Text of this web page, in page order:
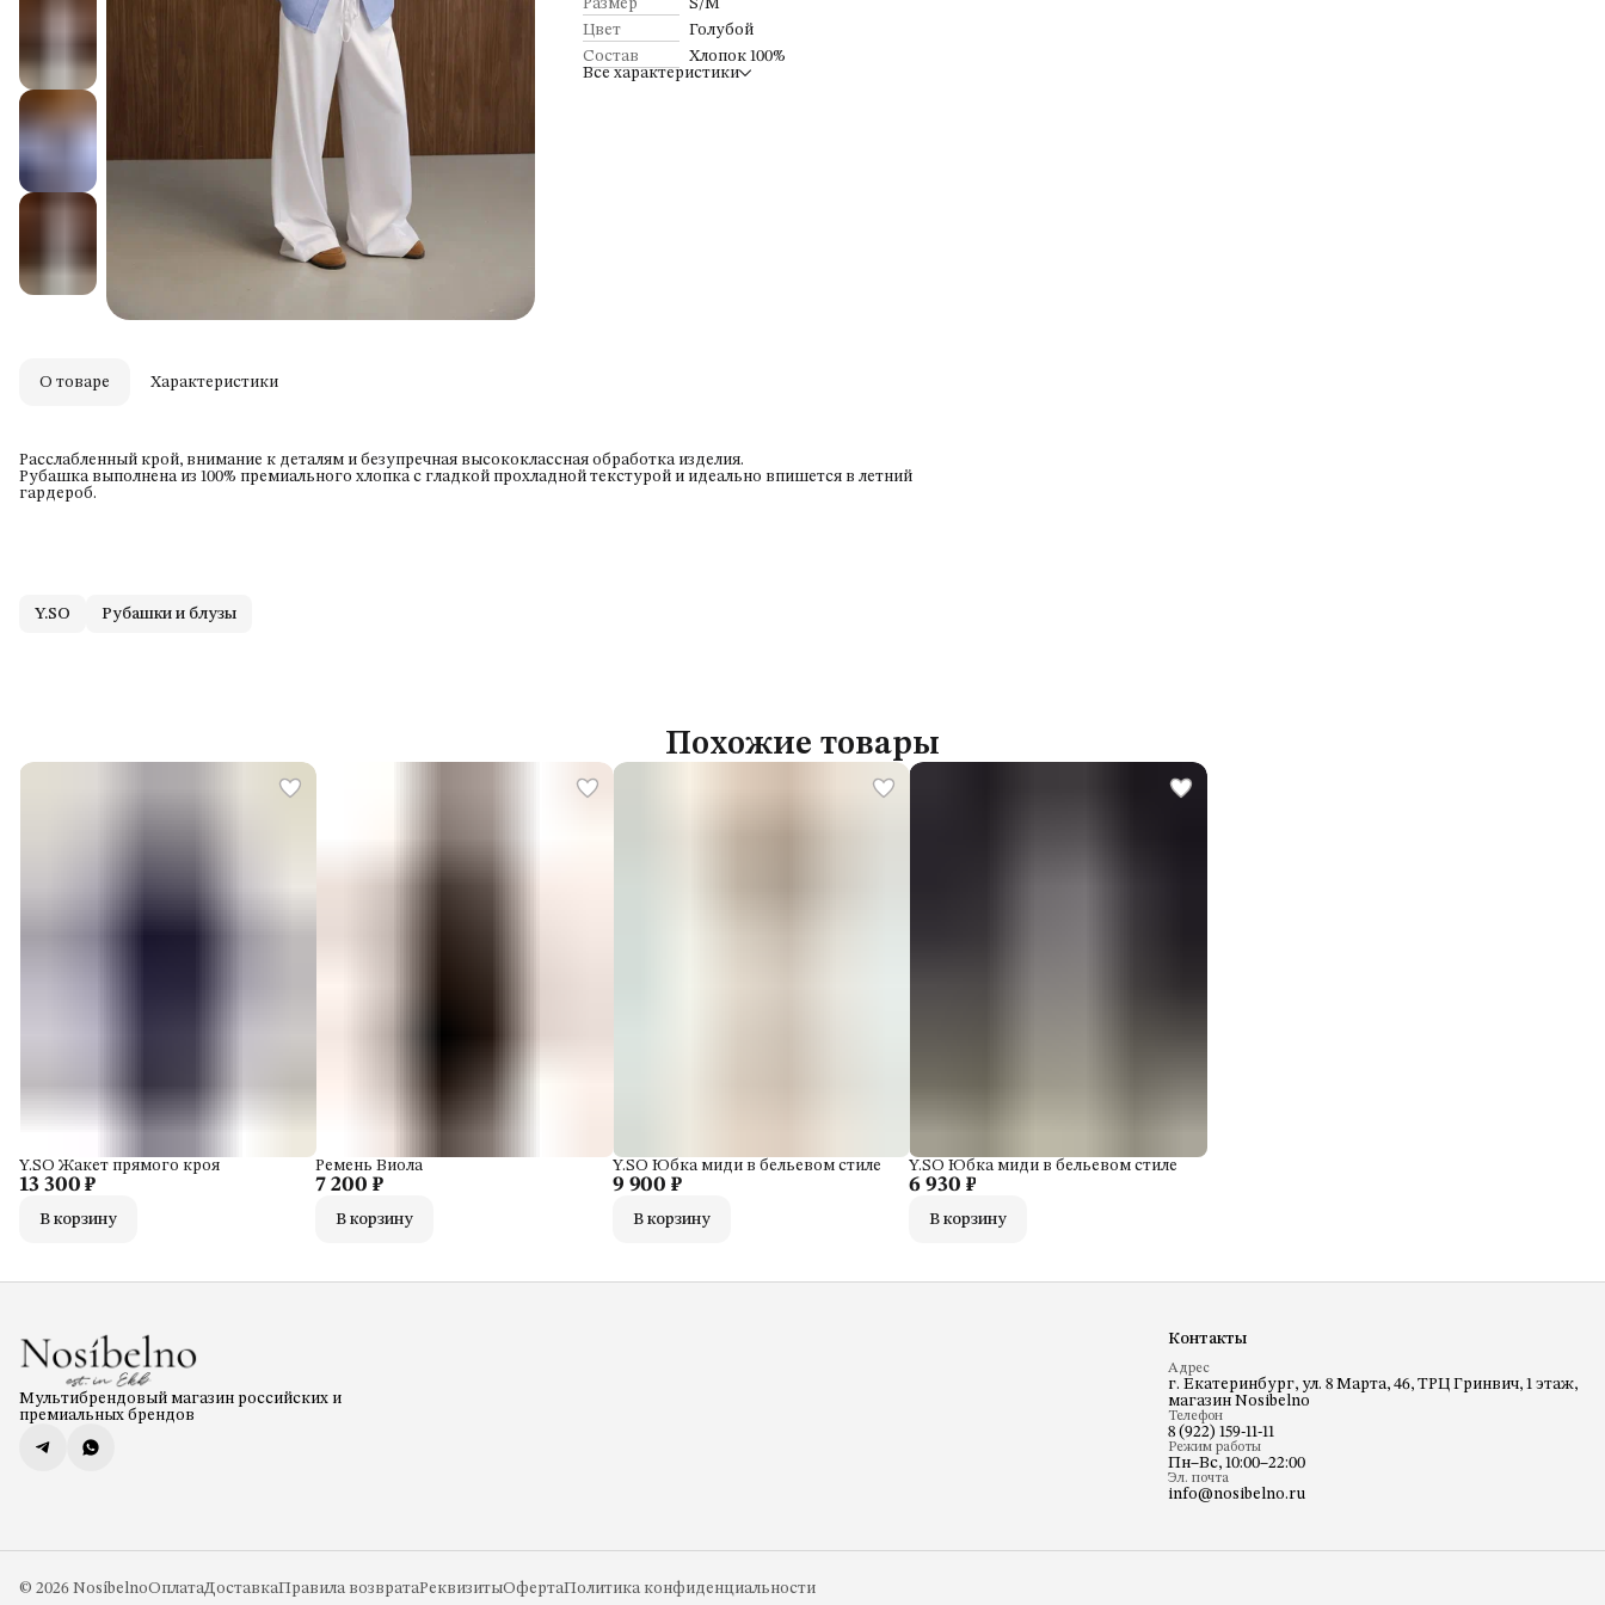
Размер
S/M
Цвет
Голубой
Состав
Хлопок 100%
Все характеристики
О товаре Характеристики
Расслабленный крой, внимание к деталям и безупречная высококлассная обработка изделия.
Рубашка выполнена из 100% премиального хлопка с гладкой прохладной текстурой и идеально впишется в летний
гардероб.
Y.SO Рубашки и блузы
Похожие товары
13 300 ₽
Y.SO Жакет прямого кроя
В корзину
7 200 ₽
Ремень Виола
В корзину
9 900 ₽
Y.SO Юбка миди в бельевом стиле
В корзину
6 930 ₽
Y.SO Юбка миди в бельевом стиле
В корзину
Мультибрендовый магазин российских и
премиальных брендов
Контакты
Адрес
г. Екатеринбург, ул. 8 Марта, 46, ТРЦ Гринвич, 1 этаж,
магазин Nosibelno
Телефон
8 (922) 159-11-11
Режим работы
Пн–Вс, 10:00–22:00
Эл. почта
info@nosibelno.ru
© 2026 NosíbelnoОплатаДоставкаПравила возвратаРеквизитыОфертаПолитика конфиденциальности